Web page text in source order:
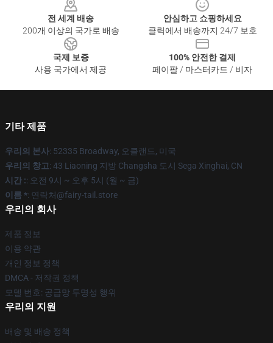
전 세계 배송
200개 이상의 국가로 배송
안심하고 쇼핑하세요
클릭에서 배송까지 24/7 보호
국제 보증
사용 국가에서 제공
100% 안전한 결제
페이팔 / 마스터카드 / 비자
기타 제품
우리의 본사: 52335 Broadway, 오클랜드, 미국
우리의 창고: 43 Liaoning 지방 Changsha 도시 Sega Xinghai, CN
시간 :: 오전 9시 ~ 오후 5시 (월 ~ 금)
이름 *: 연락처@fairy-tail.store
우리의 회사
제품 정보
이용 약관
개인 정보 정책
DMCA - 저작권 정책
모델 번호: 공급망 투명성 행위
우리의 지원
배송 및 배송 정책